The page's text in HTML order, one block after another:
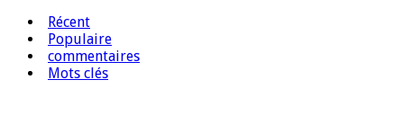
Récent
Populaire
commentaires
Mots clés